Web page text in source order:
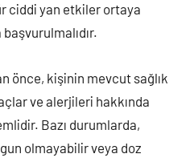
ciddi yan etkiler ortaya
önce, kişinin mevcut sağlık
ve alerjileri hakkında
Bazı durumlarda,
olmayabilir veya doz